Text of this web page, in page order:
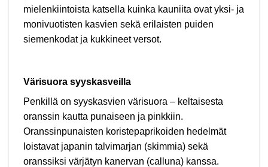
mielenkiintoista katsella kuinka kauniita ovat yksi- ja
monivuotisten kasvien sekä erilaisten puiden
siemenkodat ja kukkineet versot.
Värisuora syyskasveilla
Penkillä on syyskasvien värisuora – keltaisesta
oranssin kautta punaiseen ja pinkkiin.
Oranssinpunaisten koristepaprikoiden hedelmät
loistavat japanin talvimarjan (skimmia) sekä
oranssiksi värjätyn kanervan (calluna) kanssa.